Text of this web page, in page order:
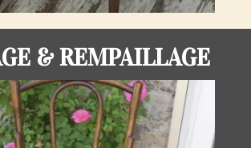
& REMPAILLAGE